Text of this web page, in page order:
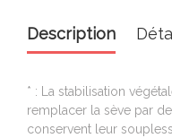
Description
* : La stabilisation
remplacer la sève par
conservent leur